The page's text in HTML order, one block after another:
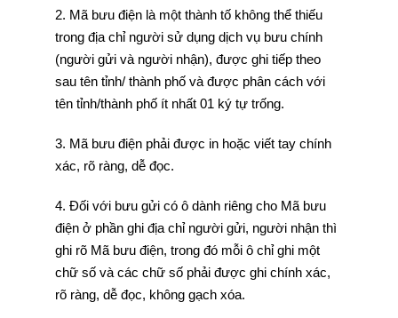
2. Mã bưu điện là một thành tố không thể thiếu
trong địa chỉ người sử dụng dịch vụ bưu chính
(người gửi và người nhận), được ghi tiếp theo
sau tên tỉnh/ thành phố và được phân cách với
tên tỉnh/thành phố ít nhất 01 ký tự trống.
3. Mã bưu điện phải được in hoặc viết tay chính
xác, rõ ràng, dễ đọc.
4. Đối với bưu gửi có ô dành riêng cho Mã bưu
điện ở phần ghi địa chỉ người gửi, người nhận thì
ghi rõ Mã bưu điện, trong đó mỗi ô chỉ ghi một
chữ số và các chữ số phải được ghi chính xác,
rõ ràng, dễ đọc, không gạch xóa.